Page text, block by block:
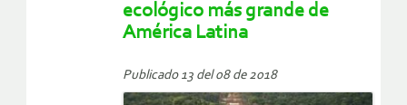
ecológico más grande de
América Latina
Publicado 13 del 08 de 2018